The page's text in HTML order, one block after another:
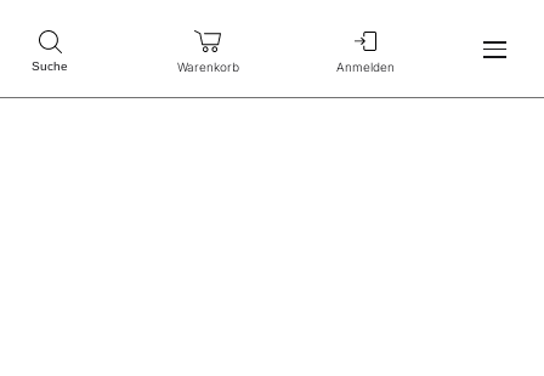
Suche Warenkorb Anmelden